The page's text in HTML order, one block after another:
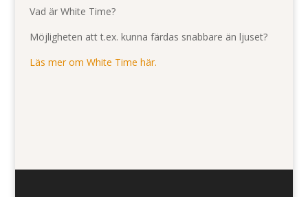
Vad är White Time?
Möjligheten att t.ex. kunna färdas snabbare än ljuset?
Läs mer om White Time här.